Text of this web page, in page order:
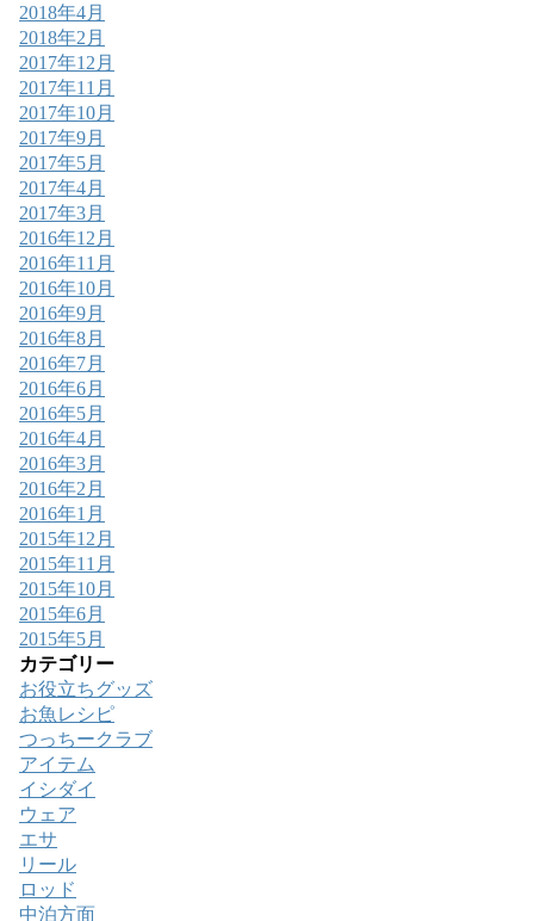
2018年4月
2018年2月
2017年12月
2017年11月
2017年10月
2017年9月
2017年5月
2017年4月
2017年3月
2016年12月
2016年11月
2016年10月
2016年9月
2016年8月
2016年7月
2016年6月
2016年5月
2016年4月
2016年3月
2016年2月
2016年1月
2015年12月
2015年11月
2015年10月
2015年6月
2015年5月
カテゴリー
お役立ちグッズ
お魚レシピ
つっちークラブ
アイテム
イシダイ
ウェア
エサ
リール
ロッド
中泊方面